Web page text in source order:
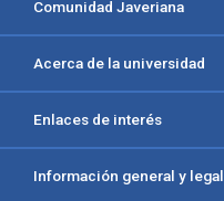
Comunidad Javeriana
Acerca de la universidad
Enlaces de interés
Información general y legal